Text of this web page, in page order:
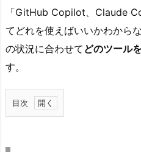
「GitHub Copilot、Claude
てどれを使えばいいかわから
の状況に合わせて どのツール
す。
目次
1.